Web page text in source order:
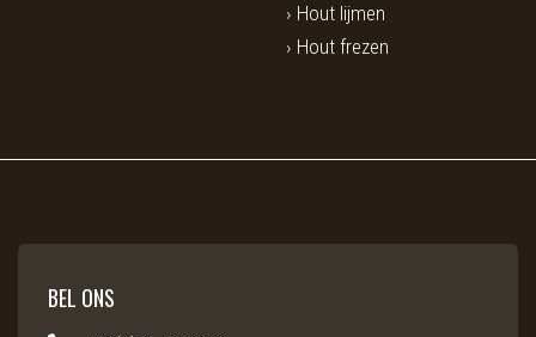
Hout lijmen
Hout frezen
BEL ONS